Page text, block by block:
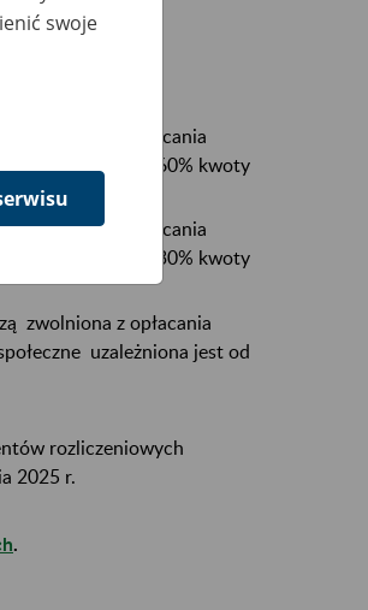
zwolniona z opłacania
stanowi 60% kwoty
zwolniona z opłacania
stanowi 30% kwoty
zwolniona z opłacania
uzależniona jest od
rozliczeniowych
2025 r.
.
swoje